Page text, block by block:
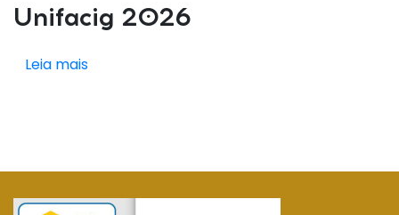
Unifacig 2026
Leia mais